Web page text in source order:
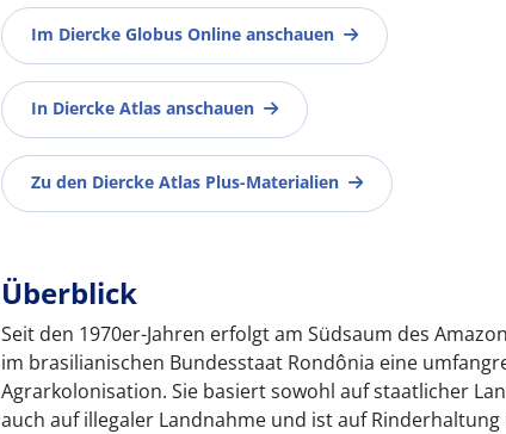
Im Diercke Globus Online anschauen
In Diercke Atlas anschauen
Zu den Diercke Atlas Plus-Materialien
Überblick
Seit den 1970er-Jahren erfolgt am Südsaum des
im brasilianischen Bundesstaat Rondônia eine
Agrarkolonisation. Sie basiert sowohl auf staatlicher
auch auf illegaler Landnahme und ist auf Rinderhaltung